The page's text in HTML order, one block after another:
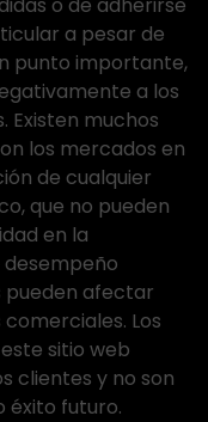
a pesar de
punto importante,
a los
Existen muchos
los mercados en
de cualquier
que no pueden
en la
pueden afectar
Los
sitio web
clientes y no son
éxito futuro.